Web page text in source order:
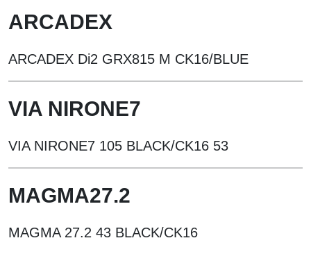
ARCADEX
ARCADEX Di2 GRX815 M CK16/BLUE
VIA NIRONE7
VIA NIRONE7 105 BLACK/CK16 53
MAGMA27.2
MAGMA 27.2 43 BLACK/CK16